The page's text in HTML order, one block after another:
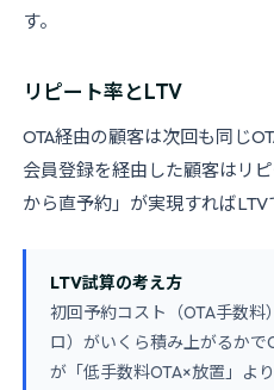
す。
リピート率とLTV
OTA経由の顧客は次回も同じ
会員登録を経由した顧客はリ
から直予約」が実現すればLTV
LTV試算の考え方
初回予約コスト（OTA手数
ロ）がいくら積み上がるか
が「低手数料OTA×放置」よ